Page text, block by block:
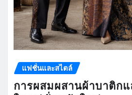
แฟชั่นและสไตล์
การผสมผสานผ้าบาติก